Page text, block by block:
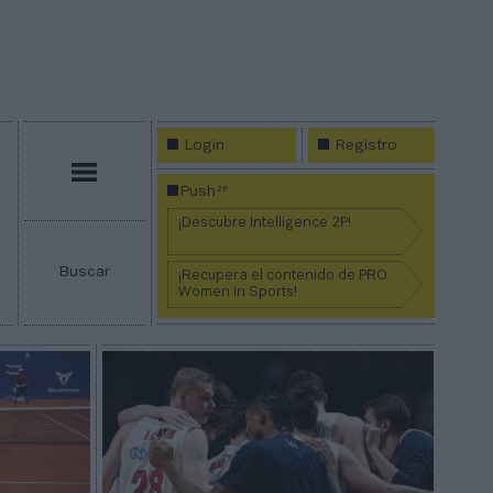
Buscar
Login Registro
Push2P
¡Descubre Intelligence 2P!
¡Recupera el contenido de PRO
Women in Sports!